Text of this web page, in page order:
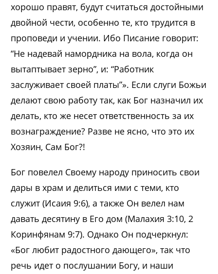
хорошо правят, будут считаться достойными
двойной чести, особенно те, кто трудится в
проповеди и учении. Ибо Писание говорит:
“Не надевай намордника на вола, когда он
вытаптывает зерно”, и: “Работник
заслуживает своей платы”». Если слуги Божьи
делают свою работу так, как Бог назначил их
делать, кто же несет ответственность за их
вознаграждение? Разве не ясно, что это их
Хозяин, Сам Бог?!
Бог повелел Своему народу приносить свои
дары в храм и делиться ими с теми, кто
служит (Исаия 9:6), а также Он велел нам
давать десятину в Его дом (Малахия 3:10, 2
Коринфянам 9:7). Однако Он подчеркнул:
«Бог любит радостного дающего», так что
речь идет о послушании Богу, и наши